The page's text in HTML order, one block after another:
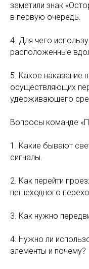
заметили знак
в первую очередь.
4. Для чего
расположенные
5. Какое наказание
осуществляющих
удерживающего
Вопросы команде
1. Какие бывают
сигналы.
2. Как перейти
пешеходного
3. Как нужно
4. Нужно ли
элементы и почему?